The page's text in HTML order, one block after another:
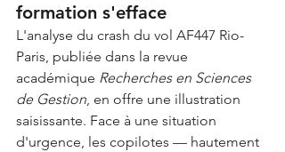
formation s'efface
L'analyse du crash du vol AF447 Rio-
Paris, publiée dans la revue
académique Recherches en Sciences
de Gestion, en offre une illustration
saisissante. Face à une situation
d'urgence, les copilotes — hautement